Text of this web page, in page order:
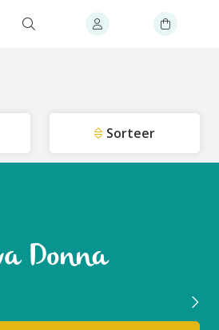
Sorteer